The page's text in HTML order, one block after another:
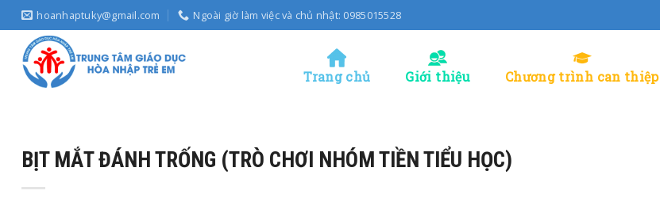
Skip
to
content
hoanhaptuky@gmail.com Ngoài giờ làm việc và chủ nhật: 0985015528
Trang chủ Giới thiệu Chương trình can thiệp
BỊT MẮT ĐÁNH TRỐNG (TRÒ CHƠI NHÓM TIỀN TIỂU HỌC)